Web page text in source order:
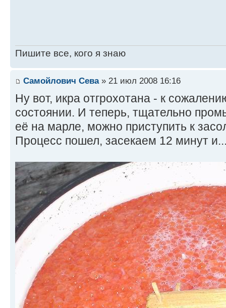
Пишите все, кого я знаю
Самойлович Сева» 21 июл 2008 16:16
Ну вот, икра отгрохотана - к
состоянии. И теперь, тщательно
её на марле, можно приступить к
Процесс пошел, засекаем 12 минут